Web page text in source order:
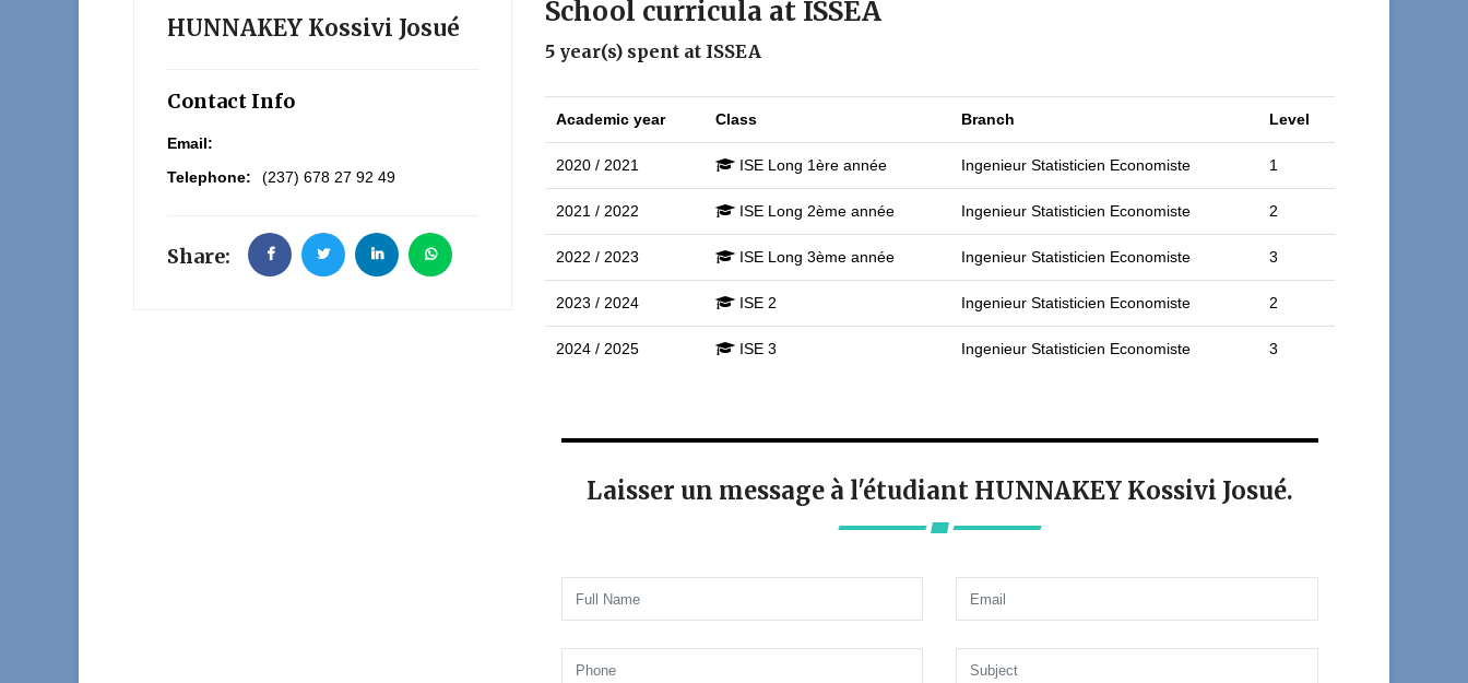
HUNNAKEY Kossivi Josué
Contact Info
Email:
Telephone:
(237) 678 27 92 49
Share:
School curricula at ISSEA
5 year(s) spent at ISSEA
Academic year Class Branch Level
2020 / 2021 ISE Long 1ère année Ingenieur Statisticien Economiste 1
2021 / 2022 ISE Long 2ème année Ingenieur Statisticien Economiste 2
2022 / 2023 ISE Long 3ème année Ingenieur Statisticien Economiste 3
2023 / 2024 ISE 2 Ingenieur Statisticien Economiste 2
2024 / 2025 ISE 3 Ingenieur Statisticien Economiste 3
Laisser un message à l'étudiant HUNNAKEY Kossivi Josué.